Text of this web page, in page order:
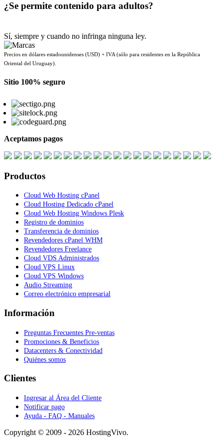
¿Se permite contenido para adultos?
Sí, siempre y cuando no infringa ninguna ley.
Precios en dólares estadounidenses (USD) + IVA (sólo para residentes en la República
Oriental del Uruguay).
Sitio 100% seguro
Aceptamos pagos
Productos
Cloud Web Hosting cPanel
Cloud Hosting Dedicado cPanel
Cloud Web Hosting Windows Plesk
Registro de dominios
Transferencia de dominios
Revendedores cPanel WHM
Revendedores Freelance
Cloud VDS Administrados
Cloud VPS Linux
Cloud VPS Windows
Audio Streaming
Correo electrónico empresarial
Información
Preguntas Frecuentes Pre-ventas
Promociones & Beneficios
Datacenters & Conectividad
Quiénes somos
Clientes
Ingresar al Área del Cliente
Notificar pago
Ayuda - FAQ - Manuales
Copyright © 2009 - 2026 HostingVivo.